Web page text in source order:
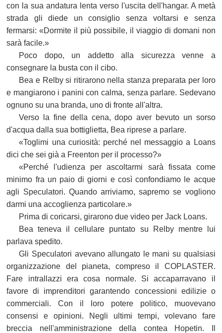
con la sua andatura lenta verso l'uscita dell'hangar. A metà
strada gli diede un consiglio senza voltarsi e senza
fermarsi: «Dormite il più possibile, il viaggio di domani non
sarà facile.»
Poco dopo, un addetto alla sicurezza venne a
consegnare la busta con il cibo.
Bea e Relby si ritirarono nella stanza preparata per loro
e mangiarono i panini con calma, senza parlare. Sedevano
ognuno su una branda, uno di fronte all'altra.
Verso la fine della cena, dopo aver bevuto un sorso
d'acqua dalla sua bottiglietta, Bea riprese a parlare.
«Toglimi una curiosità: perché nel messaggio a Loans
dici che sei già a Freenton per il processo?»
«Perché l'udienza per ascoltarmi sarà fissata come
minimo fra un paio di giorni e così confondiamo le acque
agli Speculatori. Quando arriviamo, sapremo se vogliono
darmi una accoglienza particolare.»
Prima di coricarsi, girarono due video per Jack Loans.
Bea teneva il cellulare puntato su Relby mentre lui
parlava spedito.
Gli Speculatori avevano allungato le mani su qualsiasi
organizzazione del pianeta, compreso il COPLASTER.
Fare intrallazzi era cosa normale. Si accaparravano il
favore di imprenditori garantendo concessioni edilizie o
commerciali. Con il loro potere politico, muovevano
consensi e opinioni. Negli ultimi tempi, volevano fare
breccia nell'amministrazione della contea Hopetin. Il